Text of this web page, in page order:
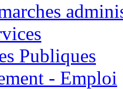
Publiques
- Emploi